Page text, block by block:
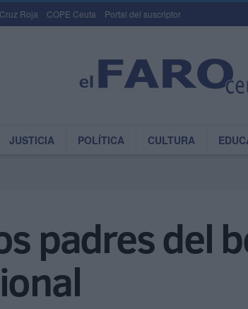
Roja COPE Ceuta Portal del suscriptor
JUSTICIA POLÍTICA CULTURA
padres del